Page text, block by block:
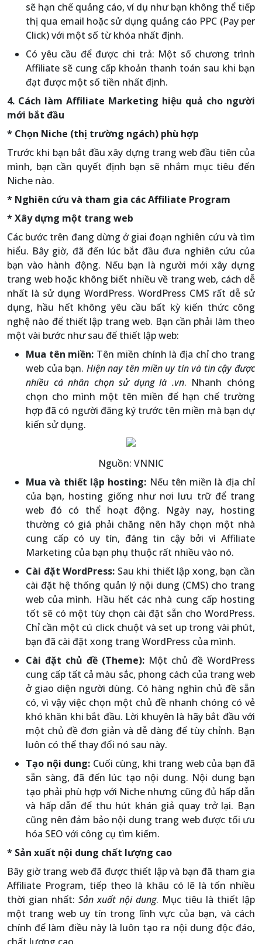
sẽ hạn chế quảng cáo, ví dụ như bạn không thể tiếp
thị qua email hoặc sử dụng quảng cáo PPC (Pay per
Click) với một số từ khóa nhất định.
Có yêu cầu để được chi trả: Một số chương trình
Affiliate sẽ cung cấp khoản thanh toán sau khi bạn
đạt được một số tiền nhất định.
4. Cách làm Affiliate Marketing hiệu quả cho người
mới bắt đầu
* Chọn Niche (thị trường ngách) phù hợp
Trước khi bạn bắt đầu xây dựng trang web đầu tiên của
mình, bạn cần quyết định bạn sẽ nhắm mục tiêu đến
Niche nào.
* Nghiên cứu và tham gia các Affiliate Program
* Xây dựng một trang web
Các bước trên đang dừng ở giai đoạn nghiên cứu và tìm
hiểu. Bây giờ, đã đến lúc bắt đầu đưa nghiên cứu của
bạn vào hành động. Nếu bạn là người mới xây dựng
trang web hoặc không biết nhiều về trang web, cách dễ
nhất là sử dụng WordPress. WordPress CMS rất dễ sử
dụng, hầu hết không yêu cầu bất kỳ kiến ​​thức công
nghệ nào để thiết lập trang web. Bạn cần phải làm theo
một vài bước như sau để thiết lập web:
Mua tên miền: Tên miền chính là địa chỉ cho trang
web của bạn. Hiện nay tên miền uy tín và tin cậy được
nhiều cá nhân chọn sử dụng là .vn. Nhanh chóng
chọn cho mình một tên miền để hạn chế trường
hợp đã có người đăng ký trước tên miền mà bạn dự
kiến sử dụng.
Nguồn: VNNIC
Mua và thiết lập hosting: Nếu tên miền là địa chỉ
của bạn, hosting giống như nơi lưu trữ để trang
web đó có thể hoạt động. Ngày nay, hosting
thường có giá phải chăng nên hãy chọn một nhà
cung cấp có uy tín, đáng tin cậy bởi vì Affiliate
Marketing của bạn phụ thuộc rất nhiều vào nó.
Cài đặt WordPress: Sau khi thiết lập xong, bạn cần
cài đặt hệ thống quản lý nội dung (CMS) cho trang
web của mình. Hầu hết các nhà cung cấp hosting
tốt sẽ có một tùy chọn cài đặt sẵn cho WordPress.
Chỉ cần một cú click chuột và set up trong vài phút,
bạn đã cài đặt xong trang WordPress của mình.
Cài đặt chủ đề (Theme): Một chủ đề WordPress
cung cấp tất cả màu sắc, phong cách của trang web
ở giao diện người dùng. Có hàng nghìn chủ đề sẵn
có, vì vậy việc chọn một chủ đề nhanh chóng có vẻ
khó khăn khi bắt đầu. Lời khuyên là hãy bắt đầu với
một chủ đề đơn giản và dễ dàng để tùy chỉnh. Bạn
luôn có thể thay đổi nó sau này.
Tạo nội dung: Cuối cùng, khi trang web của bạn đã
sẵn sàng, đã đến lúc tạo nội dung. Nội dung bạn
tạo phải phù hợp với Niche nhưng cũng đủ hấp dẫn
và hấp dẫn để thu hút khán giả quay trở lại. Bạn
cũng nên đảm bảo nội dung trang web được tối ưu
hóa SEO với công cụ tìm kiếm.
* Sản xuất nội dung chất lượng cao
Bây giờ trang web đã được thiết lập và bạn đã tham gia
Affiliate Program, tiếp theo là khâu có lẽ là tốn nhiều
thời gian nhất: Sản xuất nội dung. Mục tiêu là thiết lập
một trang web uy tín trong lĩnh vực của bạn, và cách
chính để làm điều này là luôn tạo ra nội dung độc đáo,